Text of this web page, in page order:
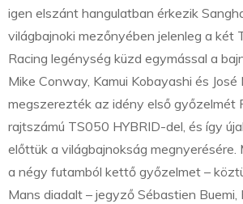
igen elszánt hangulatban érkezik
világbajnoki mezőnyében jelenleg a két
Racing legénység küzd egymással a
Mike Conway, Kamui Kobayashi és José
megszerezték az idény első győzelmét
rajtszámú TS050 HYBRID-del, és így
előttük a világbajnokság megnyerésére.
a négy futamból kettő győzelmet –
Mans diadalt – jegyző Sébastien Buemi,